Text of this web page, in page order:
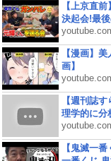
【上京直
決起会!最
【漫画】
画】
【週刊誌
理学的に分
【鬼滅一